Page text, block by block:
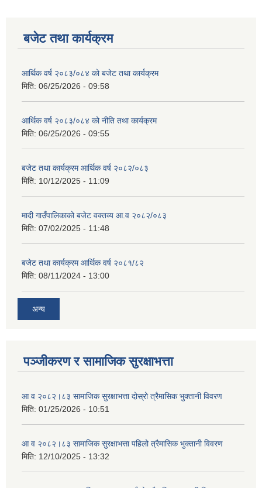
बजेट तथा कार्यक्रम
आर्थिक वर्ष २०८३/०८४ को बजेट तथा कार्यक्रम
मिति: 06/25/2026 - 09:58
आर्थिक वर्ष २०८३/०८४ को नीति तथा कार्यक्रम
मिति: 06/25/2026 - 09:55
बजेट तथा कार्यक्रम आर्थिक वर्ष २०८२/०८३
मिति: 10/12/2025 - 11:09
मादी गाउँपालिकाको बजेट वक्तव्य आ.व २०८२/०८३
मिति: 07/02/2025 - 11:48
बजेट तथा कार्यक्रम आर्थिक वर्ष २०८१/८२
मिति: 08/11/2024 - 13:00
अन्य
पञ्जीकरण र सामाजिक सुरक्षाभत्ता
आ व २०८२।८३ सामाजिक सुरक्षाभत्ता दोस्रो त्रैमासिक भुक्तानी विवरण
मिति: 01/25/2026 - 10:51
आ व २०८२।८३ सामाजिक सुरक्षाभत्ता पहिलो त्रैमासिक भुक्तानी विवरण
मिति: 12/10/2025 - 13:32